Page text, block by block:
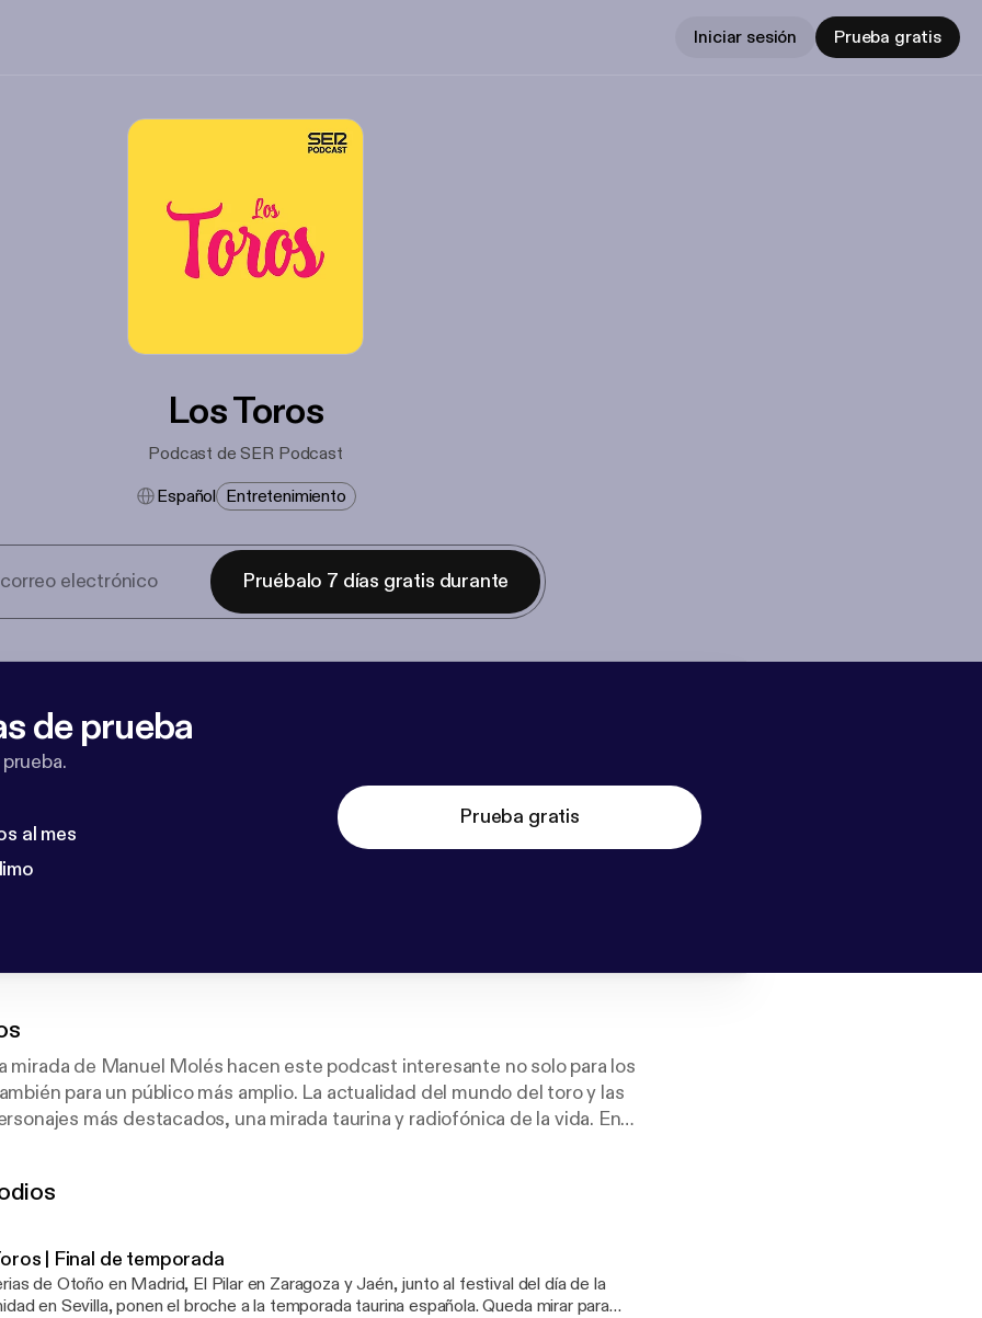
Iniciar sesión Prueba gratis
Los Toros
Podcast de SER Podcast
Español Entretenimiento
Pruébalo 7 días gratis durante
de prueba
al mes
Prueba gratis
mirada de Manuel Molés hacen este podcast interesante no solo para los
para un público más amplio. La actualidad del mundo del toro y las
más destacados, una mirada taurina y radiofónica de la vida. En
| Final de temporada
de Otoño en Madrid, El Pilar en Zaragoza y Jaén, junto al festival del día de la
en Sevilla, ponen el broche a la temporada taurina española. Queda mirar para